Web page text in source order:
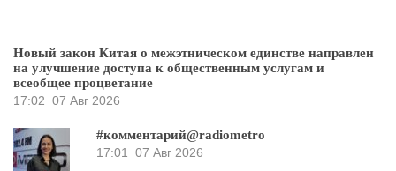
Новый закон Китая о межэтническом единстве направлен
на улучшение доступа к общественным услугам и
всеобщее процветание
17:02 07 Авг 2026
#комментарий@radiometro
17:01 07 Авг 2026